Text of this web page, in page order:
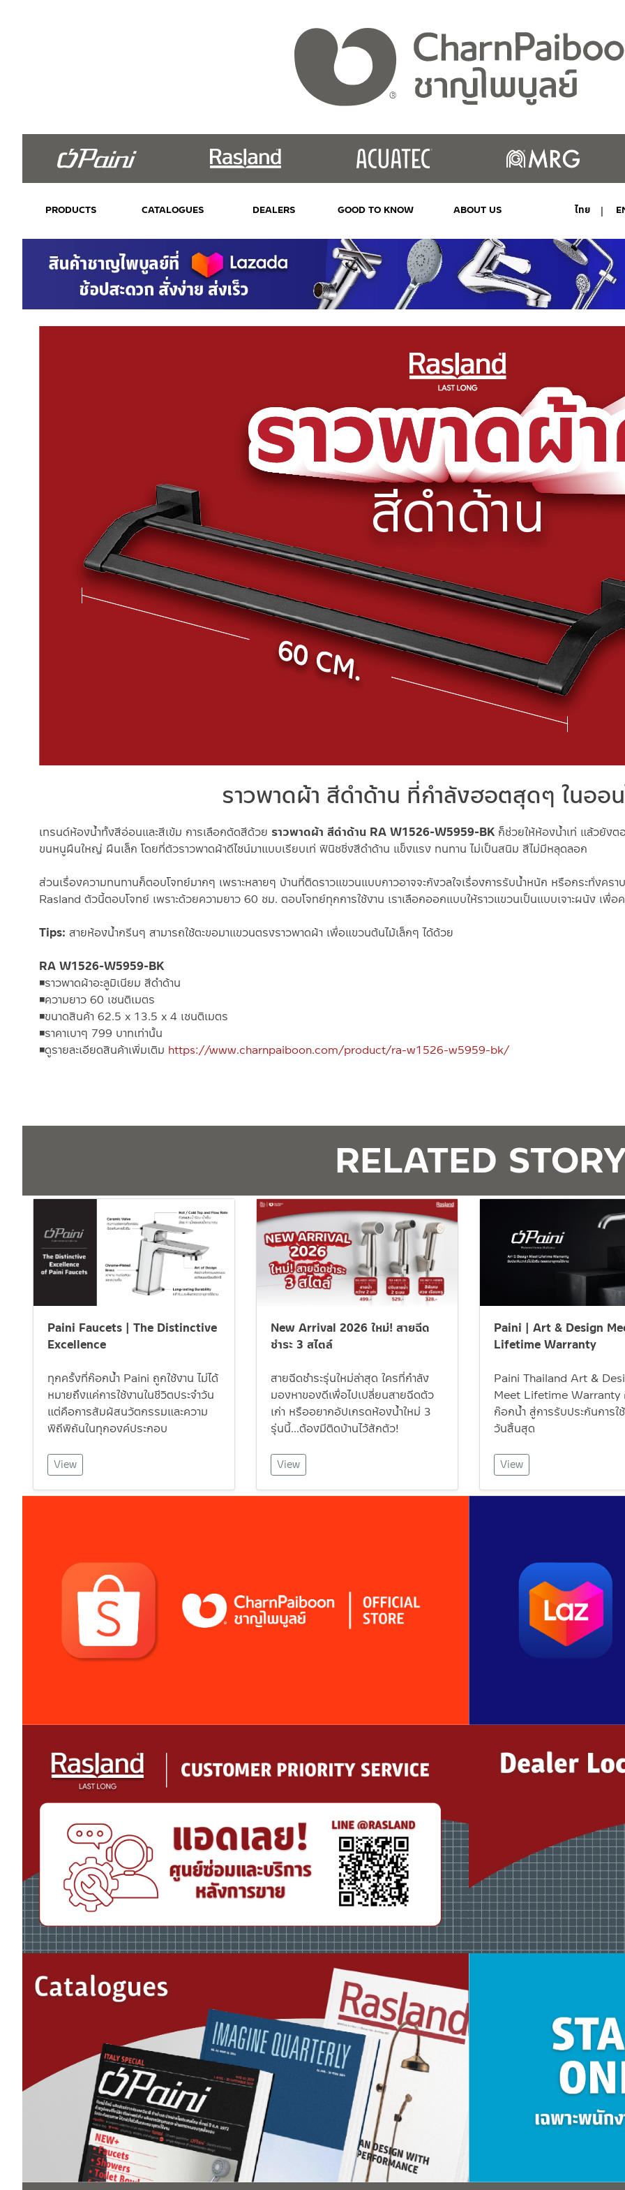
PRODUCTS CATALOGUES DEALERS GOOD TO KNOW ABOUT US ไทย
ราวพาดผ้า สีดำด้าน ที่กำลังฮอตสุดๆ ในออ
เทรนด์ห้องน้ำทั้งสีอ่อนและสีเข้ม การเลือกตัดสีด้วย ราวพาดผ้า สีดำด้าน RA W1526-W5959-BK ก็ช่วยให้ห้องน้ำเท่ แล้วยังต
ขนหนูผืนใหญ่ ผืนเล็ก โดยที่ตัวราวพาดผ้าดีไซน์มาแบบเรียบเท่ ฟินิชชิ่งสีดำด้าน แข็งแรง ทนทาน ไม่เป็นสนิม สีไม่มีหลุดลอก
ส่วนเรื่องความทนทานก็ตอบโจทย์มากๆ เพราะหลายๆ บ้านที่ติดราวแขวนแบบกาวอาจจะกังวลใจเรื่องการรับน้ำหนัก หรือกระทั่งคร
Rasland ตัวนี้ตอบโจทย์ เพราะด้วยความยาว 60 ซม. ตอบโจทย์ทุกการใช้งาน เราเลือกออกแบบให้ราวแขวนเป็นแบบเจาะผนัง เพื่อ
Tips: สายห้องน้ำกรีนๆ สามารถใช้ตะขอมาแขวนตรงราวพาดผ้า เพื่อแขวนต้นไม้เล็กๆ ได้ด้วย
RA W1526-W5959-BK
◾️ราวพาดผ้าอะลูมิเนียม สีดำด้าน
◾️ความยาว 60 เซนติเมตร
◾️ขนาดสินค้า 62.5 x 13.5 x 4 เซนติเมตร
◾️ราคาเบาๆ 799 บาทเท่านั้น
◾️ดูรายละเอียดสินค้าเพิ่มเติม https://www.charnpaiboon.com/product/ra-w1526-w5959-bk/
RELATED
Paini Faucets | The Distinctive
Excellence
ทุกครั้งที่ก๊อกน้ำ Paini ถูกใช้งาน ไม่ได้
หมายถึงแค่การใช้งานในชีวิตประจำวัน
แต่คือการสัมผัสนวัตกรรมและความ
พิถีพิถันในทุกองค์ประกอบ
View
New Arrival 2026 ใหม่! สายฉีด
ชำระ 3 สไตล์
สายฉีดชำระรุ่นใหม่ล่าสุด ใครที่กำลัง
มองหาของดีเพื่อไปเปลี่ยนสายฉีดตัว
เก่า หรืออยากอัปเกรดห้องน้ำใหม่ 3
รุ่นนี้…ต้องมีติดบ้านไว้สักตัว!
View
Paini | Art & Design
Lifetime Warranty
Paini Thailand Art &
Meet Lifetime Warranty
ก๊อกน้ำ สู่การรับประกันการใ
วันสิ้นสุด
View